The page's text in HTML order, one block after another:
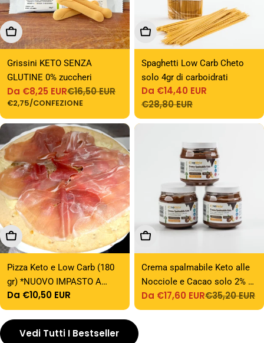
Scegli Le Opzioni
Grissini KETO SENZA
GLUTINE 0% zuccheri
Prezzo
di
vendita
Da €8,25 EUR
Prezzo
normale
€16,50 EUR
PREZZO
€2,75/PER
CONFEZIONE
Scegli Le Opzioni
Spaghetti Low Carb Cheto
solo 4gr di carboidrati
Prezzo
vendita
Da €14,40 EUR
Prezzo
normale
€28,80 EUR
Scegli Le Opzioni
Pizza Keto e Low Carb (180
gr) *NUOVO IMPASTO A
PROVA DI PIZZAIOLO ***
Prezzo
normale
Da €10,50 EUR
Scegli Le Opzioni
Crema spalmabile Keto alle
Nocciole e Cacao solo 2% di
Zuccheri - gr.250
Prezzo
di
Da €17,60 EUR
Prezzo
normale
€35,20 EUR
Vedi Tutti I Bestseller